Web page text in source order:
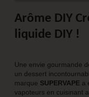
Arôme DIY
liquide DIY !
Une envie gourmande
un dessert
marque SUPERVAPE a
vapoteurs en cuisinant